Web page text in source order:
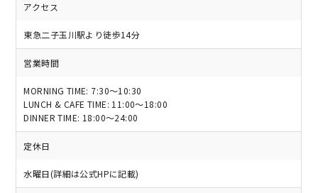
アクセス
東急二子玉川駅より徒歩14分
営業時間
MORNING TIME: 7:30〜10:30
LUNCH & CAFE TIME: 11:00〜18:00
DINNER TIME: 18:00〜24:00
定休日
水曜日(詳細は公式HPに記載)